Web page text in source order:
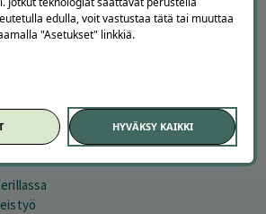
MEIHINedulla, voit vastustaa tätä tai muuttaa
"Asetukset" linkkiä.
HYVÄKSY KAIKKI